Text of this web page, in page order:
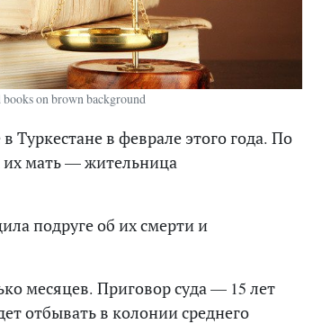
on brown background
в феврале этого года. По
их мать — жительница
подруге об их смерти и
месяцев. Приговор суда — 15 лет
отбывать в колонии среднего